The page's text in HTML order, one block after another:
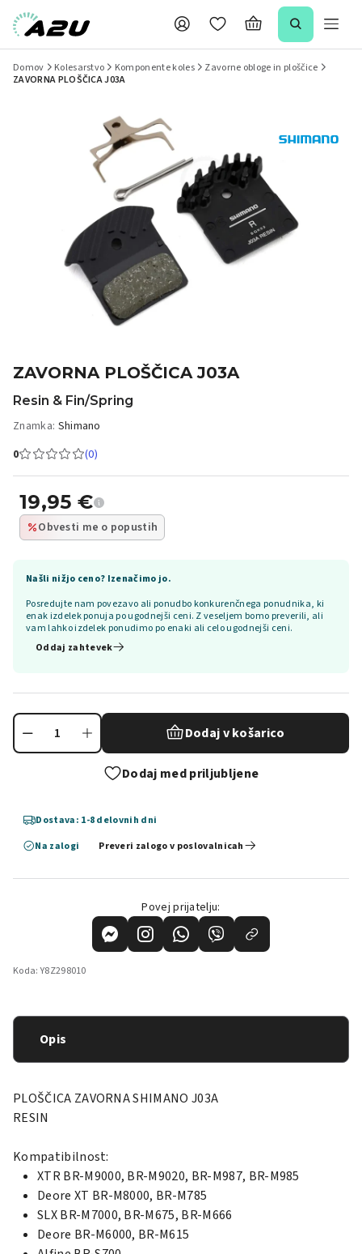
Domov Kolesarstvo Komponente koles
Zavorne obloge in ploščice
ZAVORNA PLOŠČICA J03A
ZAVORNA PLOŠČICA J03A
Resin & Fin/Spring
Znamka: Shimano
0
(0)
19,95 €
Obvesti me o popustih
Našli nižjo ceno? Izenačimo jo.
Posredujte nam povezavo ali ponudbo konkurenčnega ponudnika, ki
enak izdelek ponuja po ugodnejši ceni. Z veseljem bomo preverili, ali
vam lahko izdelek ponudimo po enaki ali celo ugodnejši ceni.
Oddaj zahtevek
Dodaj v košarico
Dodaj med priljubljene
Dostava: 1-8 delovnih dni
Na zalogi
Preveri zalogo v poslovalnicah
Povej prijatelju:
Koda:Y8Z298010
Opis
PLOŠČICA ZAVORNA SHIMANO J03A
RESIN
Kompatibilnost:
XTR BR-M9000, BR-M9020, BR-M987, BR-M985
Deore XT BR-M8000, BR-M785
SLX BR-M7000, BR-M675, BR-M666
Deore BR-M6000, BR-M615